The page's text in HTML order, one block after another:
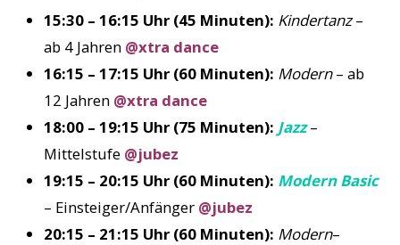
15:30 – 16:15 Uhr (45 Minuten): Kindertanz–
ab 4 Jahren @xtra dance
16:15 – 17:15 Uhr (60 Minuten): Modern– ab
12 Jahren @xtra dance
18:00 – 19:15 Uhr (75 Minuten): Jazz–
Mittelstufe @jubez
19:15 – 20:15 Uhr (60 Minuten): Modern Basic
– Einsteiger/Anfänger @jubez
20:15 – 21:15 Uhr (60 Minuten): Modern–